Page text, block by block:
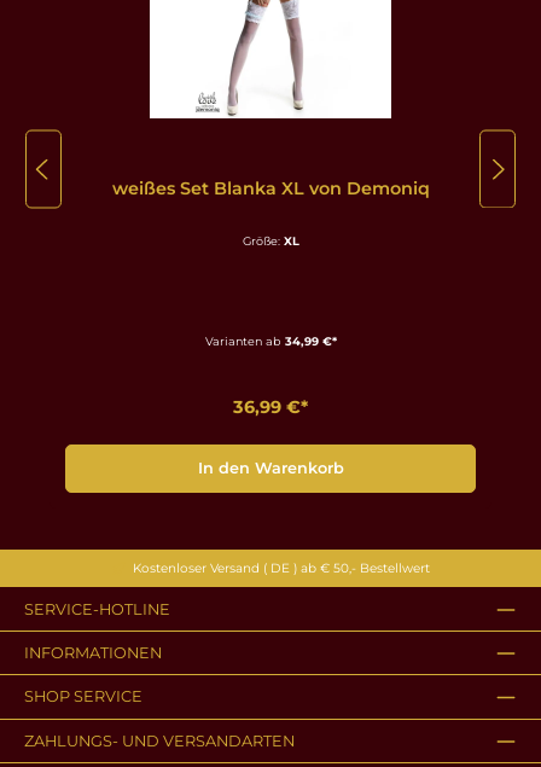
weißes Set Blanka XL von Demoniq
Größe: XL
Varianten ab 34,99 €*
36,99 €*
In den Warenkorb
Kostenloser Versand ( DE ) ab € 50,- Bestellwert
SERVICE-HOTLINE
INFORMATIONEN
SHOP SERVICE
ZAHLUNGS- UND VERSANDARTEN